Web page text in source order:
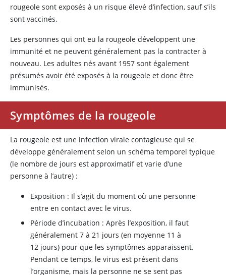
rougeole sont exposés à un risque élevé d’infection, sauf s’ils
sont vaccinés.
Les personnes qui ont eu la rougeole développent une
immunité et ne peuvent généralement pas la contracter à
nouveau. Les adultes nés avant 1957 sont également
présumés avoir été exposés à la rougeole et donc être
immunisés.
Symptômes de la rougeole
La rougeole est une infection virale contagieuse qui se
développe généralement selon un schéma temporel typique
(le nombre de jours est approximatif et varie d’une
personne à l’autre) :
Exposition : Il s’agit du moment où une personne
entre en contact avec le virus.
Période d’incubation : Après l’exposition, il faut
généralement 7 à 21 jours (en moyenne 11 à
12 jours) pour que les symptômes apparaissent.
Pendant ce temps, le virus est présent dans
l’organisme, mais la personne ne se sent pas